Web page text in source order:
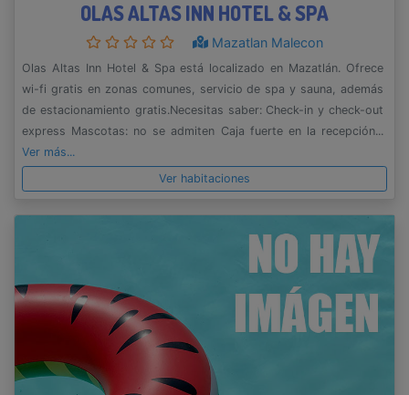
OLAS ALTAS INN HOTEL & SPA
Mazatlan Malecon
Olas Altas Inn Hotel & Spa está localizado en Mazatlán. Ofrece
wi-fi gratis en zonas comunes, servicio de spa y sauna, además
de estacionamiento gratis.Necesitas saber: Check-in y check-out
express Mascotas: no se admiten Caja fuerte en la recepción...
Ver más...
Ver habitaciones